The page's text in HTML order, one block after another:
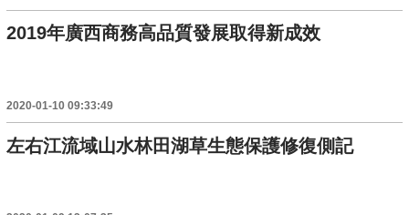
2019年廣西商務高品質發展取得新成效
2020-01-10 09:33:49
左右江流域山水林田湖草生態保護修復側記